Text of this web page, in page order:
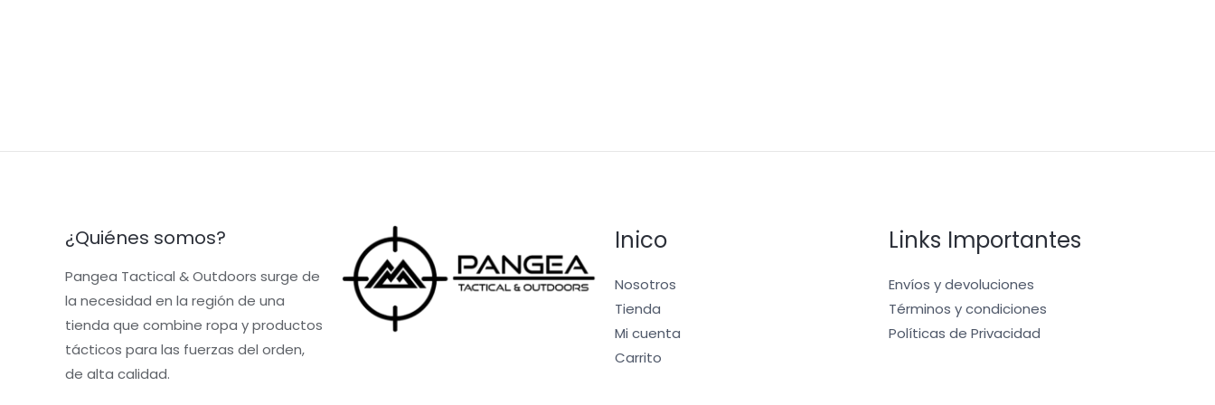
¿Quiénes somos?
Pangea Tactical & Outdoors surge de
la necesidad en la región de una
tienda que combine ropa y productos
tácticos para las fuerzas del orden,
de alta calidad.
Inico
Nosotros
Tienda
Mi cuenta
Carrito
Links Importantes
Envíos y devoluciones
Términos y condiciones
Políticas de Privacidad